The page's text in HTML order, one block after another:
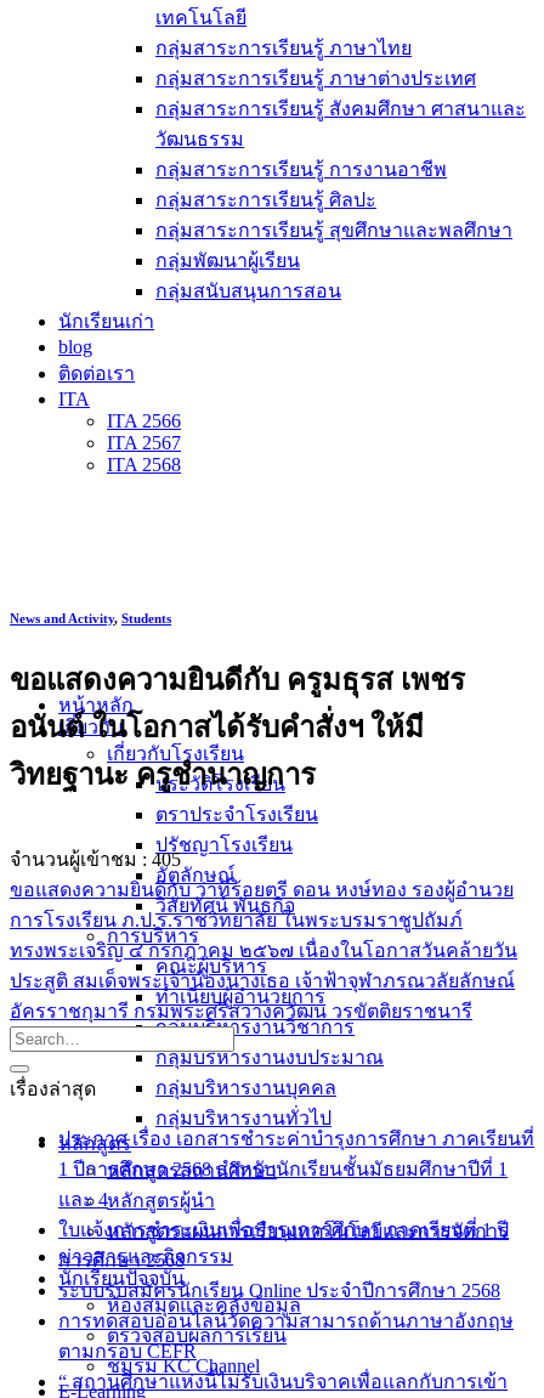
เทคโนโลยี
กลุ่มสาระการเรียนรู้ ภาษาไทย
กลุ่มสาระการเรียนรู้ ภาษาต่างประเทศ
กลุ่มสาระการเรียนรู้ สังคมศึกษา ศาสนาและ
วัฒนธรรม
กลุ่มสาระการเรียนรู้ การงานอาชีพ
กลุ่มสาระการเรียนรู้ ศิลปะ
กลุ่มสาระการเรียนรู้ สุขศึกษาและพลศึกษา
กลุ่มพัฒนาผู้เรียน
กลุ่มสนับสนุนการสอน
นักเรียนเก่า
blog
ติดต่อเรา
ITA
ITA 2566
ITA 2567
ITA 2568
หน้าหลัก
เกี่ยวกับ
เกี่ยวกับโรงเรียน
ประวัติโรงเรียน
ตราประจำโรงเรียน
ปรัชญาโรงเรียน
อัตลักษณ์
วิสัยทัศน์ พันธกิจ
การบริหาร
คณะผู้บริหาร
ทำเนียบผู้อำนวยการ
กลุ่มบริหารงานวิชาการ
กลุ่มบริหารงานงบประมาณ
กลุ่มบริหารงานบุคคล
กลุ่มบริหารงานทั่วไป
หลักสูตร
หลักสูตรสถานศึกษา
หลักสูตรผู้นำ
หลักสูตรแผนการเรียนเทคโนโลยีและการจัดการ
ข่าวสารและกิจกรรม
นักเรียนปัจจุบัน
ห้องสมุดและคลังข้อมูล
ตรวจสอบผลการเรียน
ชมรม KC Channel
E-Learning
News and Activity, Students
ขอแสดงความยินดีกับ ครูมธุรส เพชร
อนันต์ ในโอกาสได้รับคำสั่งฯ ให้มี
วิทยฐานะ ครูชำนาญการ
จำนวนผู้เข้าชม : 405
ขอแสดงความยินดีกับ ว่าที่ร้อยตรี ดอน หงษ์ทอง รองผู้อำนวย
การโรงเรียน ภ.ป.ร.ราชวิทยาลัย ในพระบรมราชูปถัมภ์
ทรงพระเจริญ ๔ กรกฎาคม ๒๕๖๗ เนื่องในโอกาสวันคล้ายวัน
ประสูติ สมเด็จพระเจ้าน้องนางเธอ เจ้าฟ้าจุฬาภรณวลัยลักษณ์
อัครราชกุมารี กรมพระศรีสวางควัฒน วรขัตติยราชนารี
เรื่องล่าสุด
ประกาศ เรื่อง เอกสารชำระค่าบำรุงการศึกษา ภาคเรียนที่
1 ปีการศึกษา 2568 สำหรับนักเรียนชั้นมัธยมศึกษาปีที่ 1
และ 4
ใบแจ้งการชำระเงินเพื่อบำรุงการศึกษา ภาคเรียนที่ 1 ปี
การศึกษา 2568
ระบบรับสมัครนักเรียน Online ประจำปีการศึกษา 2568
การทดสอบออนไลน์วัดความสามารถด้านภาษาอังกฤษ
ตามกรอบ CEFR
“ สถานศึกษาแห่งนี้ไม่รับเงินบริจาคเพื่อแลกกับการเข้า